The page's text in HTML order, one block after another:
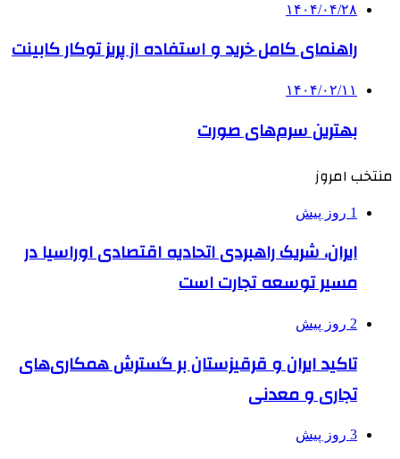
۱۴۰۴/۰۴/۲۸
راهنمای کامل خرید و استفاده از پریز توکار کابینت
۱۴۰۴/۰۲/۱۱
بهترین سرم‌های صورت
منتخب امروز
1 روز پیش
ایران، شریک راهبردی اتحادیه اقتصادی اوراسیا در
مسیر توسعه تجارت است
2 روز پیش
تاکید ایران و قرقیزستان بر گسترش همکاری‌های
تجاری و معدنی
3 روز پیش